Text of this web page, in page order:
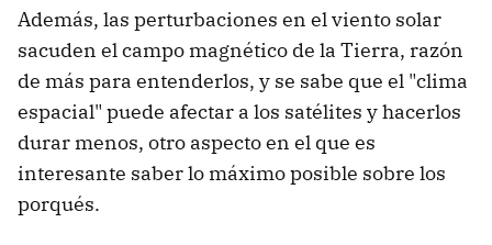
Además, las perturbaciones en el viento solar
sacuden el campo magnético de la Tierra, razón
de más para entenderlos, y se sabe que el "clima
espacial" puede afectar a los satélites y hacerlos
durar menos, otro aspecto en el que es
interesante saber lo máximo posible sobre los
porqués.